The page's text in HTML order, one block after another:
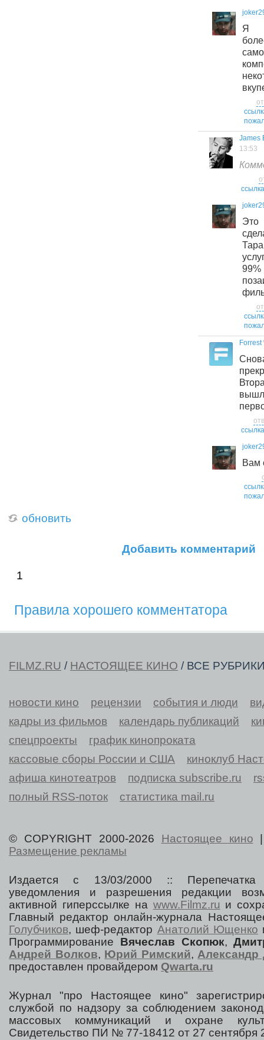
Я
James
13:53
ссылка
Это
Forrest
ссылка
Вам
обновить
Добавить комментарий
1
Правила хорошего комментатора
FILMZ.RU / НАСТОЯЩЕЕ КИНО / ВСЕ
новости кино рецензии события и люди
кадры из фильмов
календарь публикаций
спецпроекты
график кинопроката
кассовые сборы России и США
киноклуб
афиша кинотеатров
подписка subscribe.ru
полный RSS-поток
статистика mail.ru
© COPYRIGHT 2000-2026 Настоящее кино
Размещение рекламы
Издается с 13/03/2000 :: Перепечатка
уведомления и разрешения редакции
активной гиперссылке на www.Filmz.ru и
Главный редактор онлайн-журнала
Голубчиков, шеф-редактор Анатолий Ющенко
Программирование Вячеслав Скопюк,
Андрей Волков, Юрий Римский, Александр
предоставлен провайдером Qwarta.ru
Журнал "про Настоящее кино"
службой по надзору за соблюдением
массовых коммуникаций и охране
Свидетельство ПИ № 77-18412 от 27 сентября